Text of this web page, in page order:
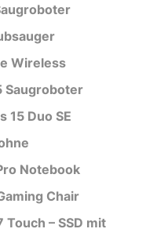
Wireless
Saugroboter
15 Duo SE
Notebook
Chair
Touch – SSD mit